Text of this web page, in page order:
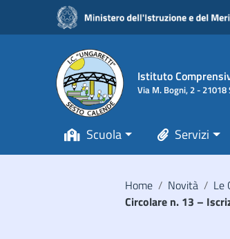
Vai ai contenuti
Vai al menu di navigazione
Vai al footer
Istituto
Via M. Bogni, 2 - 21018
Scuola Servizi
Home / Novità / Le
Circolare n. 13 –